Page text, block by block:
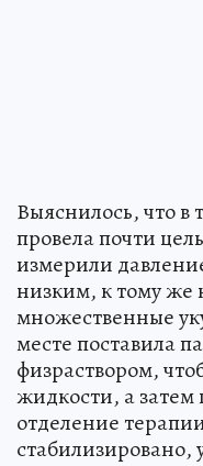
Выяснилось, что
провела почти
измерили
низким, к тому же
множественные
месте поставила
физраствором,
жидкости, а затем
отделение
стабилизировано,